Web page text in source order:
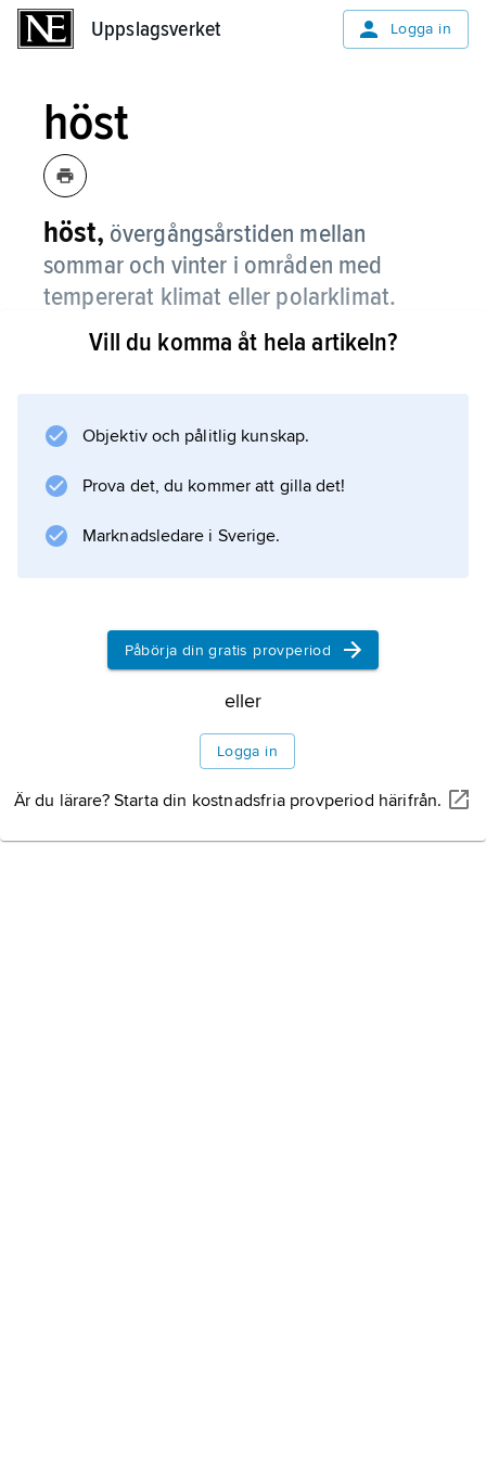
Uppslagsverket Logga in
höst
höst, övergångsårstiden mellan
sommar och vinter i områden med
tempererat klimat eller polarklimat.
En internationell definition saknas, men i
under +10 °C men är över 0 °C.
Information om artikeln
Vill du komma åt hela artikeln?
Objektiv och pålitlig kunskap.
Prova det, du kommer att gilla det!
Marknadsledare i Sverige.
Påbörja din gratis provperiod
eller
Logga in
Är du lärare? Starta din kostnadsfria provperiod härifrån.